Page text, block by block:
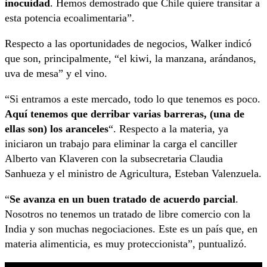
inocuidad . Hemos demostrado que Chile quiere transitar a
esta potencia ecoalimentaria”.
Respecto a las oportunidades de negocios, Walker indicó
que son, principalmente, “el kiwi, la manzana, arándanos,
uva de mesa” y el vino.
“Si entramos a este mercado, todo lo que tenemos es poco.
Aquí tenemos que derribar varias barreras, (una de
ellas son) los aranceles“. Respecto a la materia, ya
iniciaron un trabajo para eliminar la carga el canciller
Alberto van Klaveren con la subsecretaria Claudia
Sanhueza y el ministro de Agricultura, Esteban Valenzuela.
“Se avanza en un buen tratado de acuerdo parcial.
Nosotros no tenemos un tratado de libre comercio con la
India y son muchas negociaciones. Este es un país que, en
materia alimenticia, es muy proteccionista”, puntualizó.